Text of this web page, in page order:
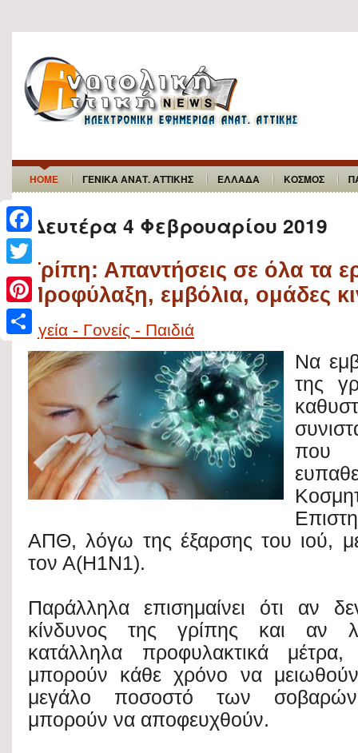
HOME ΓΕΝΙΚΑ ΑΝΑΤ. ΑΤΤΙΚΗΣ ΕΛΛΑΔΑ ΚΟΣΜΟΣ
Δευτέρα 4 Φεβρουαρίου 2019
Γρίπη: Απαντήσεις σε όλα τα
Προφύλαξη, εμβόλια, ομάδες
Υγεία - Γονείς - Παιδιά
Να
της
που
ΑΠΘ, λόγω της έξαρσης του ιού, με
τον Α(Η1Ν1).
Παράλληλα επισημαίνει ότι αν
κίνδυνος της γρίπης και αν
κατάλληλα προφυλακτικά
μπορούν κάθε χρόνο να μειωθούν
μεγάλο ποσοστό των σοβαρών
μπορούν να αποφευχθούν.
F
c
e
T
w
i
P
i